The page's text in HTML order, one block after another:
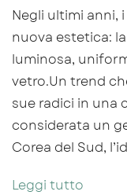
Negli ultimi anni,
nuova estetica:
luminosa,
vetro.Un trend
sue radici in una
considerata un
Corea del Sud,
Leggi tutto